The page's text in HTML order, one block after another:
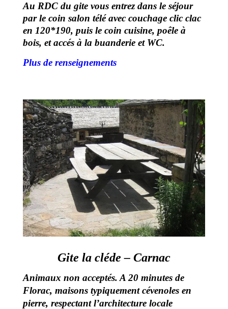
Au RDC du gite vous entrez dans le séjour
par le coin salon télé avec couchage clic clac
en 120*190, puis le coin cuisine, poêle à
bois, et accés à la buanderie et WC.
Plus de renseignements
Gite la cléde – Carnac
Animaux non acceptés. A 20 minutes de
Florac, maisons typiquement cévenoles en
pierre, respectant l’architecture locale